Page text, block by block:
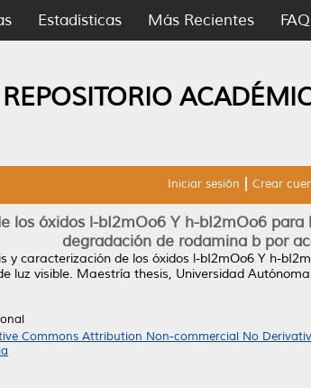
Estadísticas Más Recientes
REPOSITORIO
Iniciar sesión Crear
los óxidos l-bI2mOo6 Y h-bI2mOo6
degradación de rodamina b por
y caracterización de los óxidos l-bI2mOo6 Y h-
luz visible. Maestría thesis, Universidad
Commons Attribution Non-commercial No